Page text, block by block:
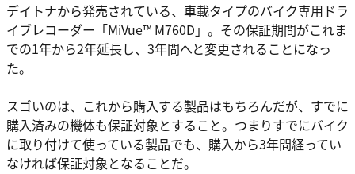
デイトナから発売されている、車載タイプのバイク専用ドラ
イブレコーダー「MiVue™ M760D」。その保証期間がこれま
での1年から2年延長し、3年間へと変更されることになっ
た。
スゴいのは、これから購入する製品はもちろんだが、すでに
購入済みの機体も保証対象とすること。つまりすでにバイク
に取り付けて使っている製品でも、購入から3年間経ってい
なければ保証対象となることだ。